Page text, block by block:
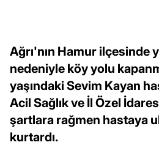
Ağrı'nın Hamur ilçesinde
nedeniyle köy yolu
yaşındaki Sevim Kayan
Acil Sağlık ve İl Özel
şartlara rağmen hastaya
kurtardı.